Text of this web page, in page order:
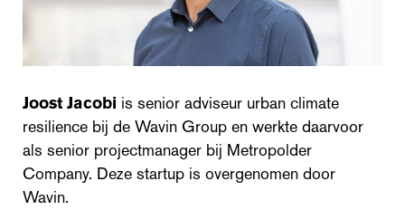
Joost Jacobi is senior adviseur urban climate
resilience bij de Wavin Group en werkte daarvoor
als senior projectmanager bij Metropolder
Company. Deze startup is overgenomen door
Wavin.